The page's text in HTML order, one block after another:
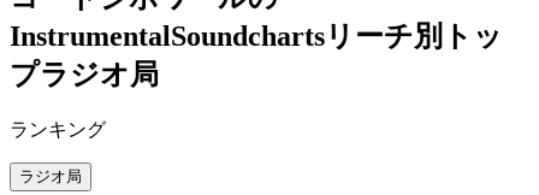
InstrumentalSoundchartsリーチ別トッ
プラジオ局
ランキング
ラジオ局